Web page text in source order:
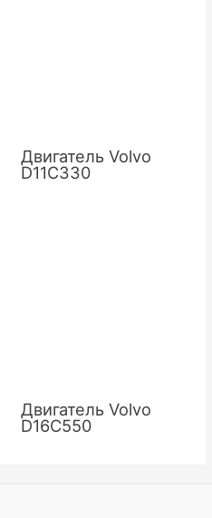
Двигатель Volvo
D11C330
Двигатель Volvo
D16C550